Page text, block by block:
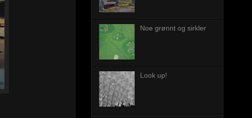
Noe grønnt og sirkler
Look up!